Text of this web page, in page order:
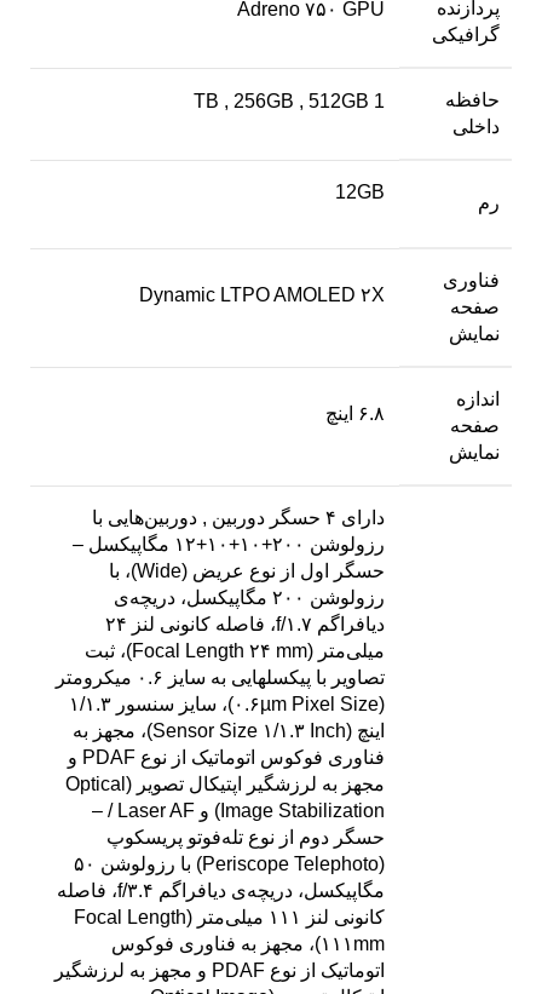
پردازنده‌
گرافیکی
Adreno ۷۵۰ GPU
حافظه
داخلی
1 TB
, 256GB , 512GB
رم
12GB
فناوری
صفحه‌
نمایش
Dynamic LTPO AMOLED ۲X
اندازه
صفحه
نمایش
۶.۸ اینچ
دارای ۴ حسگر دوربین , دوربین‌هایی با
رزولوشن ۲۰۰+۱۰+۱۰+۱۲ مگاپیکسل –
حسگر اول از نوع عریض (Wide)، با
رزولوشن ۲۰۰ مگاپیکسل، دریچه‌ی
دیافراگم f/۱.۷، فاصله کانونی لنز ۲۴
میلی‌متر (Focal Length ۲۴ mm)، ثبت
تصاویر با پیکسل‎هایی به سایز ۰.۶ میکرومتر
(۰.۶µm Pixel Size)، سایز سنسور ۱/۱.۳
اینچ (Sensor Size ۱/۱.۳ Inch)، مجهز به
فناوری فوکوس اتوماتیک از نوع PDAF و
مجهز به لرزشگیر اپتیکال تصویر (Optical
Image Stabilization) و Laser AF / –
حسگر دوم از نوع تله‌فوتو پریسکوپ
(Periscope Telephoto) با رزولوشن ۵۰
مگاپیکسل، دریچه‌ی دیافراگم f/۳.۴، فاصله
کانونی لنز ۱۱۱ میلی‌متر (Focal Length
۱۱۱mm)، مجهز به فناوری فوکوس
اتوماتیک از نوع PDAF و مجهز به لرزشگیر